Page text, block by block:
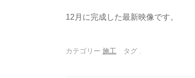
12月に完成した最新映像です。
カテゴリー 施工 タグ .